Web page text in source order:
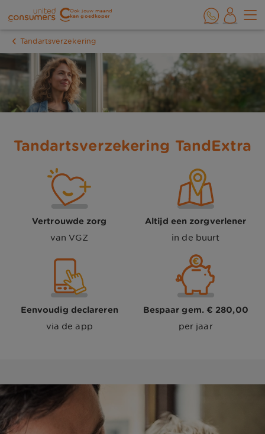
Ook jouw maand
kan goedkoper
Tandartsverzekering
Tandartsverzekering TandExtra
Vertrouwde zorg
van VGZ
Altijd een zorgverlener
in de buurt
Eenvoudig declareren
via de app
Bespaar gem. € 280,00
per jaar